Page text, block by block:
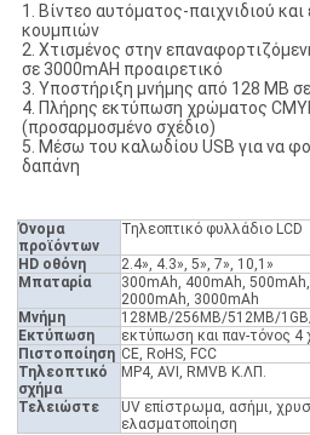
1. Βίντεο αυτόματος-παιχνιδιού
κουμπιών
2. Χτισμένος στην
σε 3000mAH προαιρετικό
3. Υποστήριξη μνήμης από 128 ΜΒ
4. Πλήρης εκτύπωση χρώματος
(προσαρμοσμένο σχέδιο)
5. Μέσω του καλωδίου USB για να
δαπάνη
Όνομα
προϊόντων
Τηλεοπτικό φυλλάδιο LCD
HD οθόνη
2.4», 4.3», 5», 7», 10,1»
Μπαταρία
300mAh, 400mAh,
2000mAh, 3000mAh
Μνήμη
128MB/256MB/512MB/
Εκτύπωση
εκτύπωση και παν-τόνος 4
Πιστοποίηση CE, RoHS, FCC
Τηλεοπτικό
σχήμα
MP4, AVI, RMVB Κ.ΛΠ.
Τελειώστε
UV επίστρωμα, ασήμι,
ελασματοποίηση